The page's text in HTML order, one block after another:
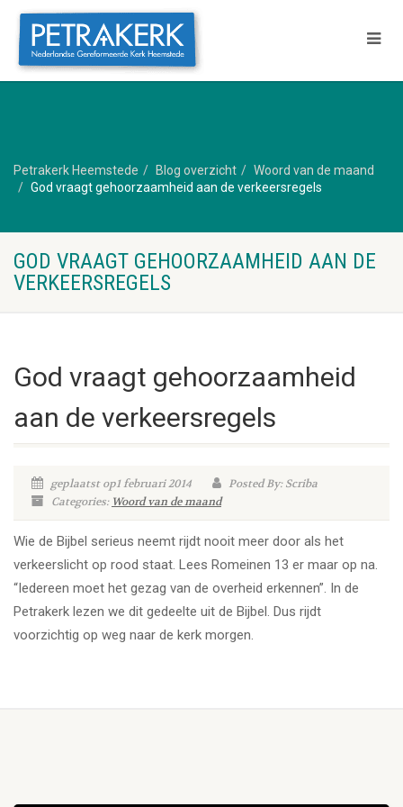
Petrakerk Heemstede Blog overzicht
Woord van de maand
God vraagt gehoorzaamheid aan de verkeersregels
GOD VRAAGT GEHOORZAAMHEID AAN DE
VERKEERSREGELS
God vraagt gehoorzaamheid
aan de verkeersregels
geplaatst op1 februari 2014
Posted By: Scriba
Categories: Woord van de maand
Wie de Bijbel serieus neemt rijdt nooit meer door als het
verkeerslicht op rood staat. Lees Romeinen 13 er maar op na.
“Iedereen moet het gezag van de overheid erkennen”. In de
Petrakerk lezen we dit gedeelte uit de Bijbel. Dus rijdt
voorzichtig op weg naar de kerk morgen.